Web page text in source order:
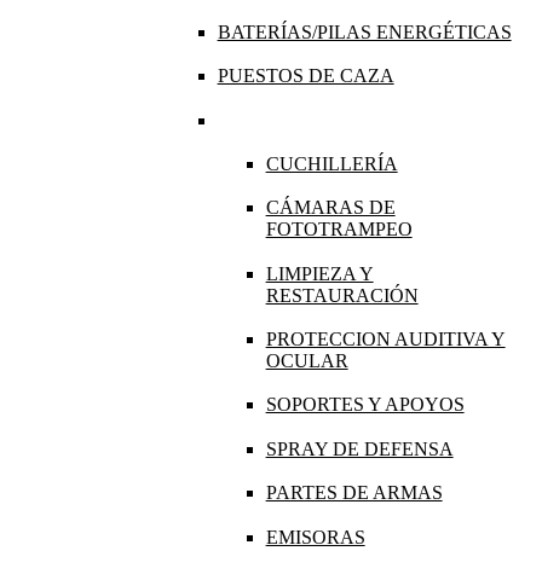
BATERÍAS/PILAS ENERGÉTICAS
PUESTOS DE CAZA
CUCHILLERÍA
CÁMARAS DE
FOTOTRAMPEO
LIMPIEZA Y
RESTAURACIÓN
PROTECCION AUDITIVA Y
OCULAR
SOPORTES Y APOYOS
SPRAY DE DEFENSA
PARTES DE ARMAS
EMISORAS